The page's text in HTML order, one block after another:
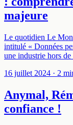
majeure
Le quotidien Le
intitulé « Données
une industrie hors
16 juillet 2024 · 2
Anymal,
confiance !